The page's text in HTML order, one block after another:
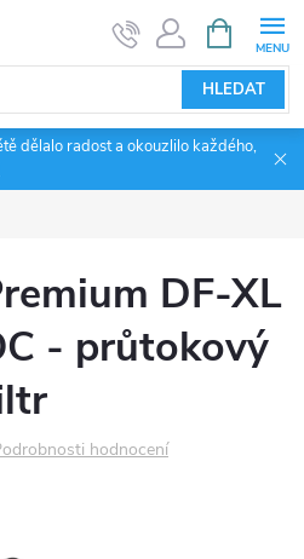
HLEDAT
NÁKUPNÍ
KOŠÍK
dělalo radost a okouzlilo každého,
DF-XL
- průtokový
hodnocení